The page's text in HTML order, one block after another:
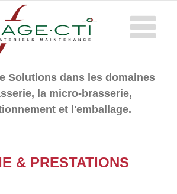
Solutions dans les domaines
la micro-brasserie,
et l'emballage.
& PRESTATIONS